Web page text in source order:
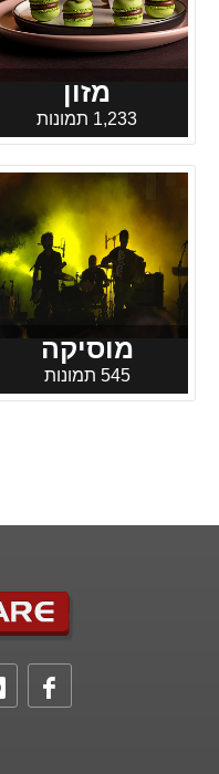
מזון
1,233 תמונות
מוסיקה
545 תמונות